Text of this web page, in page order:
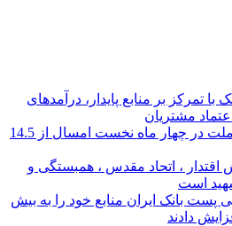
با تمرکز بر منابع پایدار، درآمدهای
مشتریان
حق بیمه تولیدی بیمه ملت در چهار ماه نخست امسال از 14.5
اقتدار ، اتحاد مقدس ، همبستگی و
است
پست بانک ایران منابع خود را به بیش